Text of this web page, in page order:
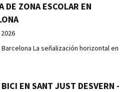
DE ZONA ESCOLAR EN
La señalización horizontal en
EN SANT JUST DESVERN -